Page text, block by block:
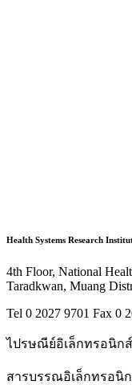
Health Systems Research
4th Floor, National
Taradkwan, Muang
Tel 0 2027 9701 Fax 0
ไปรษณีย์อิเล็กทรอนิกส์
สารบรรณอิเล็กทรอนิกส์